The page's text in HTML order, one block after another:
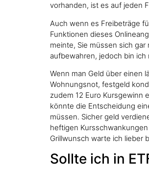
vorhanden, ist es auf jeden
Auch wenn es Freibeträge
Funktionen dieses
meinte, Sie müssen sich
aufbewahren, jedoch bin
Wenn man Geld über einen
Wohnungsnot, festgeld
zudem 12 Euro Kursgewinn
könnte die Entscheidung
müssen. Sicher geld
heftigen
Grillwunsch warte ich lieber
Sollte ich in